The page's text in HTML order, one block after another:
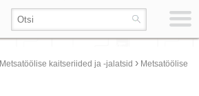
Metsatöölise kaitseriided ja -jalatsid › Metsatöölise